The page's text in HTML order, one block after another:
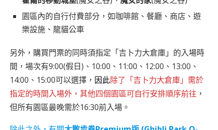
園區內的自行付費部分，如咖啡館、餐廳、商店、遊
樂設施、龍貓公車
另外，購買門票的同時須指定「吉卜力大倉庫」的入場時
間，場次有9:00(假日)、10:00、11:00、12:00、13:00、
14:00、15:00可以選擇， 因此除了「吉卜力大倉庫」需於
指定的時間入場外，其他四個園區可自行安排順序前往 ，
但所有園區最晚需於16:30前入場。